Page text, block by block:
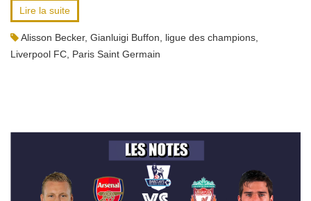
Lire la suite
Alisson Becker, Gianluigi Buffon ligue des champions
Liverpool FC Paris Saint Germain